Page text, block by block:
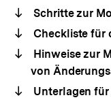
Schritte zur
Checkliste für
Hinweise zur
von
Unterlagen